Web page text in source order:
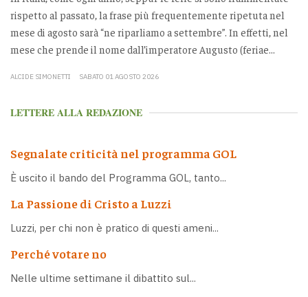
rispetto al passato, la frase più frequentemente ripetuta nel
mese di agosto sarà “ne riparliamo a settembre”. In effetti, nel
mese che prende il nome dall’imperatore Augusto (feriae...
ALCIDE SIMONETTI SABATO 01 AGOSTO 2026
LETTERE ALLA REDAZIONE
Segnalate criticità nel programma GOL
È uscito il bando del Programma GOL, tanto...
La Passione di Cristo a Luzzi
Luzzi, per chi non è pratico di questi ameni...
Perché votare no
Nelle ultime settimane il dibattito sul...